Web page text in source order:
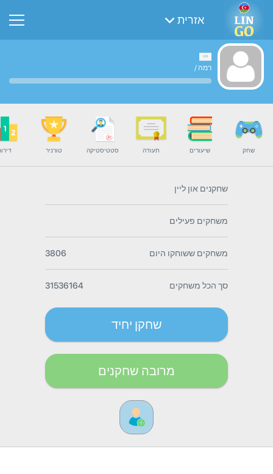
אזרית
רמה /
שחק שיעורים תעודה סטטיסטיקה טורניר
שחקנים און ליין
משחקים פעילים
משחקים ששוחקו היום 3806
סך הכל משחקים 31536164
שחקן יחיד
מרובה שחקנים